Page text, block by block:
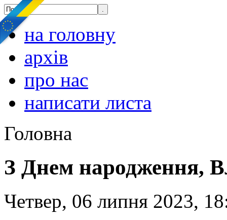
на головну
архів
про нас
написати листа
Головна
З Днем народження,
Четвер, 06 липня 2023,